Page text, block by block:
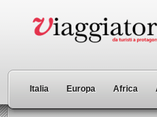
Italia Europa Africa